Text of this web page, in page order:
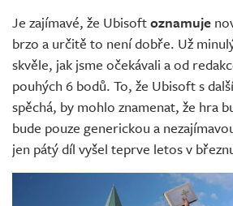
Je zajímavé, že Ubisoftoznamuje
brzo a určitě to není dobře. Už
skvěle, jak jsme očekávali a od
pouhých 6 bodů. To, že Ubisoft s
spěchá, by mohlo znamenat, že hra
bude pouze generickou a
jen pátý díl vyšel teprve letos v